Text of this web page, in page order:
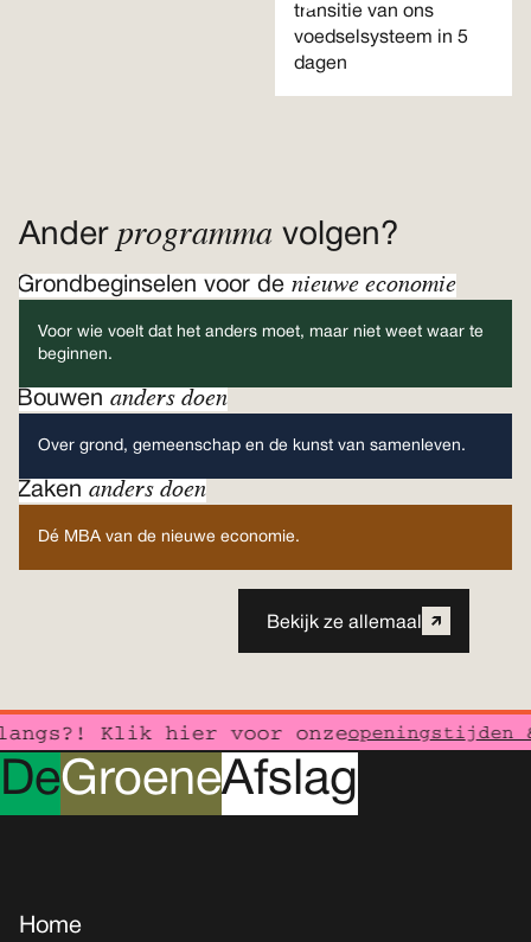
transitie van ons
voedselsysteem in 5
dagen
Ander programma volgen?
Bekijk ze allemaal
Grondbeginselen voor de nieuwe economie
Voor wie voelt dat het anders moet, maar niet weet waar te
beginnen.
Bouwen anders doen
Over grond, gemeenschap en de kunst van samenleven.
Zaken anders doen
Dé MBA van de nieuwe economie.
Klik hier voor onzeopeningstijden
DeGroeneAfslag
Home